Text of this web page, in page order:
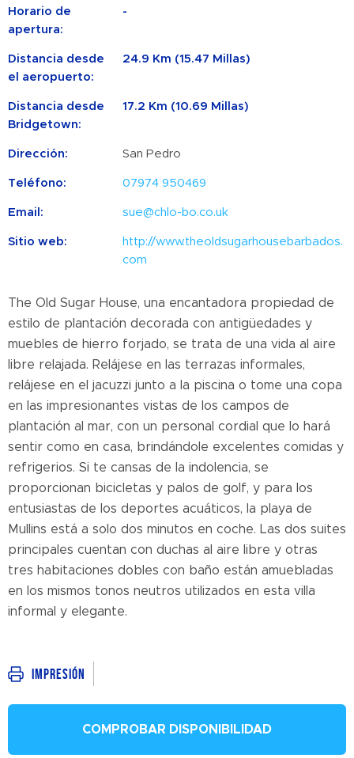
Horario de
apertura:
-
Distancia desde
el aeropuerto:
24.9 Km (15.47 Millas)
Distancia desde
Bridgetown:
17.2 Km (10.69 Millas)
Dirección: San Pedro
Teléfono: 07974 950469
Email: sue@chlo-bo.co.uk
Sitio web:
http://www.theoldsugarhousebarbados.
com
The Old Sugar House, una encantadora propiedad de
estilo de plantación decorada con antigüedades y
muebles de hierro forjado, se trata de una vida al aire
libre relajada. Relájese en las terrazas informales,
relájese en el jacuzzi junto a la piscina o tome una copa
en las impresionantes vistas de los campos de
plantación al mar, con un personal cordial que lo hará
sentir como en casa, brindándole excelentes comidas y
refrigerios. Si te cansas de la indolencia, se
proporcionan bicicletas y palos de golf, y para los
entusiastas de los deportes acuáticos, la playa de
Mullins está a solo dos minutos en coche. Las dos suites
principales cuentan con duchas al aire libre y otras
tres habitaciones dobles con baño están amuebladas
en los mismos tonos neutros utilizados en esta villa
informal y elegante.
Impresión
COMPROBAR DISPONIBILIDAD